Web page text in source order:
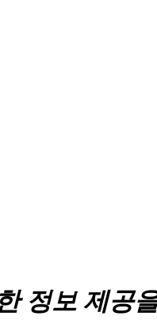
정보 제공